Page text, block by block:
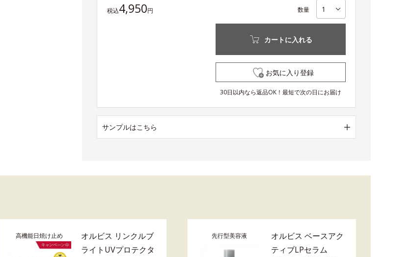
税込4,950円 数量
カートに入れる
お気に入り登録
30日以内なら返品OK！最短で次の日にお届け
サンプルはこちら
高機能日焼け止め
オルビス リンクルブ
ライトUVプロテクタ
先行型美容液
オルビス ベースアク
ティブLPセラム